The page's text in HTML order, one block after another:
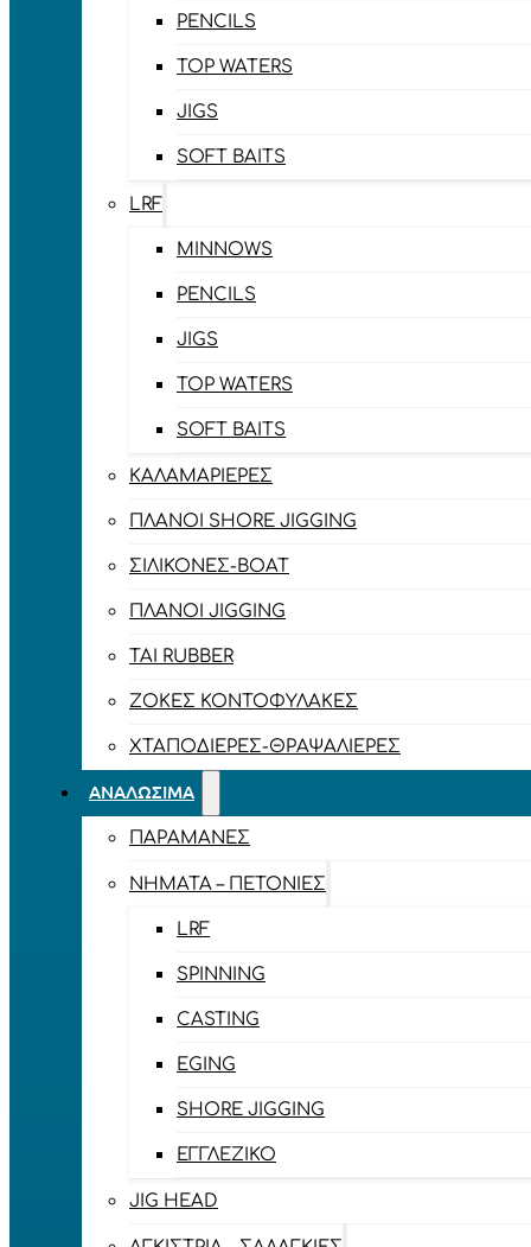
PENCILS
TOP WATERS
JIGS
SOFT BAITS
LRF
MINNOWS
PENCILS
JIGS
TOP WATERS
SOFT BAITS
ΚΑΛΑΜΑΡΙΈΡΕΣ
ΠΛΆΝΟΙ SHORE JIGGING
ΣΙΛΙΚΌΝΕΣ-BOAT
ΠΛΆΝΟΙ JIGGING
TAI RUBBER
ΖΌΚΕΣ ΚΟΝΤΟΦΎΛΑΚΕΣ
ΧΤΑΠΟΔΙΈΡΕΣ-ΘΡΑΨΑΛΙΈΡΕΣ
ΑΝΑΛΏΣΙΜΑ
ΠΑΡΑΜΆΝΕΣ
ΝΉΜΑΤΑ – ΠΕΤΟΝΙΈΣ
LRF
SPINNING
CASTING
EGING
SHORE JIGGING
ΕΓΓΛΈΖΙΚΟ
JIG HEAD